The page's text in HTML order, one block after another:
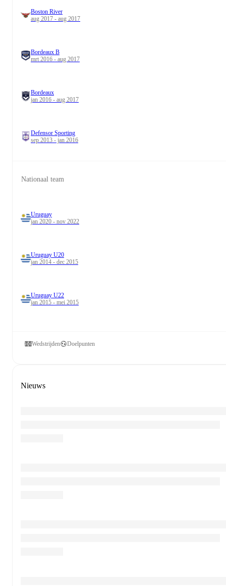
Boston River
aug 2017 - aug 2017
Bordeaux B
mrt 2016 - aug 2017
Bordeaux
jan 2016 - aug 2017
Defensor Sporting
sep 2013 - jan 2016
Nationaal team
Uruguay
jan 2020 - nov 2022
Uruguay U20
jan 2014 - dec 2015
Uruguay U22
jan 2015 - mei 2015
Wedstrijden Doelpunten
Nieuws